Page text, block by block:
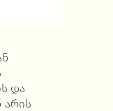
და
არის